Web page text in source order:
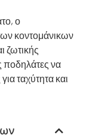
ο
κοντομάνικων
ζωτικής
να
ταχύτητα και